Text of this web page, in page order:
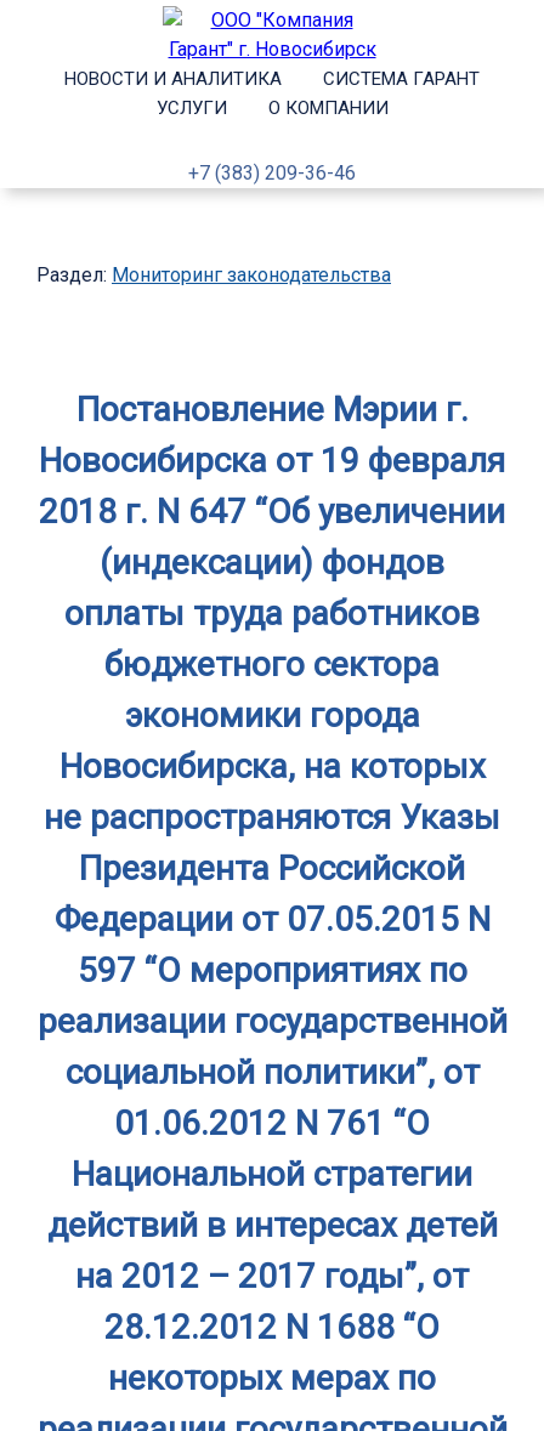
НОВОСТИ И АНАЛИТИКА
СИСТЕМА ГАРАНТ
УСЛУГИ
О КОМПАНИИ
+7 (383) 209-36-46
Раздел: Мониторинг законодательства
Постановление Мэрии г.
Новосибирска от 19 февраля
2018 г. N 647 “Об увеличении
(индексации) фондов
оплаты труда работников
бюджетного сектора
экономики города
Новосибирска, на которых
не распространяются Указы
Президента Российской
Федерации от 07.05.2015 N
597 “О мероприятиях по
реализации государственной
социальной политики”, от
01.06.2012 N 761 “О
Национальной стратегии
действий в интересах детей
на 2012 – 2017 годы”, от
28.12.2012 N 1688 “О
некоторых мерах по